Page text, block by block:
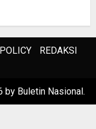
REDAKSI
by Buletin Nasional.